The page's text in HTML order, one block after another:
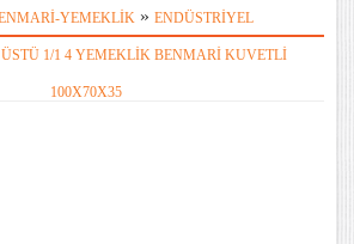
YEMEKLIK » ENDÜSTRIYEL
ÜSTÜ 1/1 4 YEMEKLIK BENMARI KUVETLI
100X70X35